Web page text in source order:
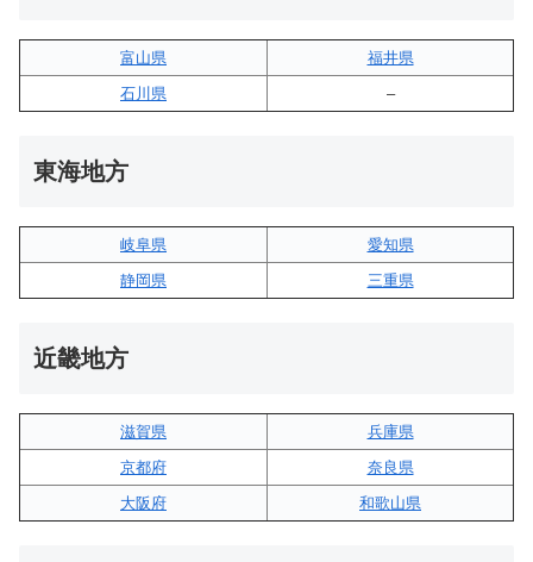
富山県
福井県
石川県
–
東海地方
岐阜県
愛知県
静岡県
三重県
近畿地方
滋賀県
兵庫県
京都府
奈良県
大阪府
和歌山県